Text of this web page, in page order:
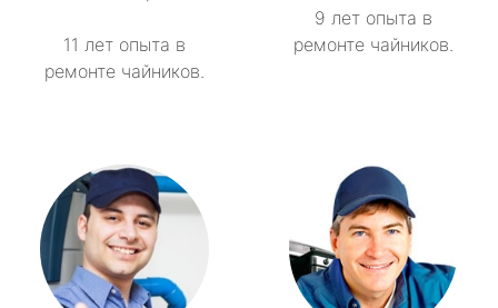
11 лет опыта в
ремонте чайников.
9 лет опыта в
ремонте чайников.